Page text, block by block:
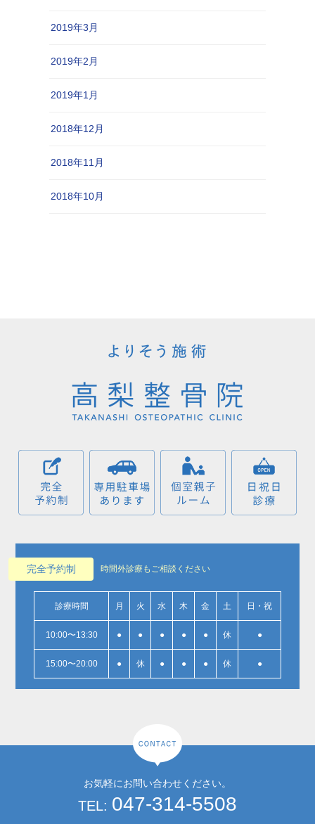
2019年3月
2019年2月
2019年1月
2018年12月
2018年11月
2018年10月
完全予約制 時間外診療もご相談ください
診療時間 月 火 水 木 金 土 日・祝
10:00〜13:30 ● ● ● ● ● 休 ●
15:00〜20:00 ● 休 ● ● ● 休 ●
お気軽にお問い合わせください。
TEL: 047-314-5508